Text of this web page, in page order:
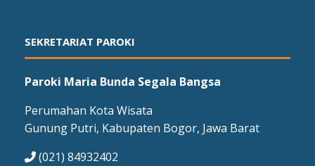
SEKRETARIAT PAROKI
Paroki Maria Bunda Segala Bangsa
Perumahan Kota Wisata
Gunung Putri, Kabupaten Bogor, Jawa Barat
(021) 84932402